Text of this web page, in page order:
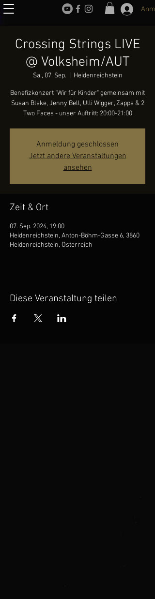
Crossing Strings LIVE
@ Volksheim/AUT
Sa., 07. Sep. Heidenreichstein
Benefizkonzert "Wir für Kinder" gemeinsam mit
Susan Blake, Jenny Bell, Ulli Wigger, Zappa & 2
Two Faces - unser Auftritt: 20:00-21:00
Anmeldung geschlossen
Jetzt andere Veranstaltungen
ansehen
Zeit & Ort
07. Sep. 2024, 19:00
Heidenreichstein, Anton-Böhm-Gasse 6, 3860
Heidenreichstein, Österreich
Diese Veranstaltung teilen